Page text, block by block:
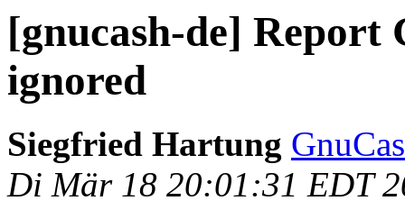
[gnucash-de] Report
ignored
Siegfried Hartung
Di Mär 18 20:01:31 EDT